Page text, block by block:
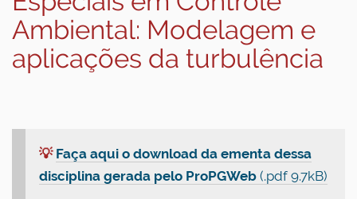
Ambiental: Modelagem e
aplicações da turbulência
💡 Faça aqui o download da ementa dessa
disciplina gerada pelo ProPGWeb (.pdf 9.7kB)